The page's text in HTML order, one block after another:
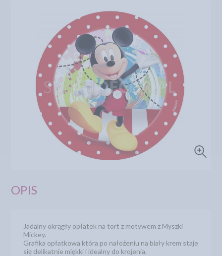
OPIS
Jadalny okrągły opłatek na tort z motywem z Myszki
Mickey.
Grafika opłatkowa która po nałożeniu na biały krem staje
się delikatnie miękki i idealny do krojenia.